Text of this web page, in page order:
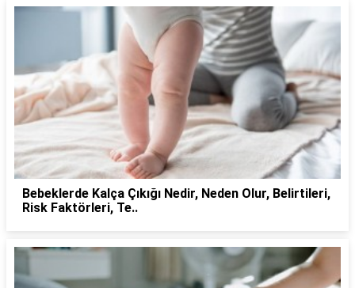
Bebeklerde Kalça Çıkığı Nedir, Neden Olur, Belirtileri,
Risk Faktörleri, Te..